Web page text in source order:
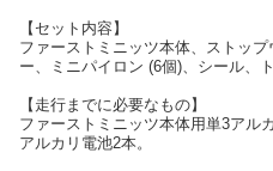
【セット内容】
ファーストミニッツ本体、ストッ
ー、ミニパイロン (6個)、シール、
【走行までに必要なもの】
ファーストミニッツ本体用単3アル
アルカリ電池2本。